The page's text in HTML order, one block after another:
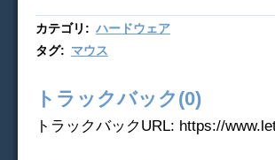
カテゴリ : ハードウェア
タグ: マウス
トラックバック(0)
トラックバックURL: https://